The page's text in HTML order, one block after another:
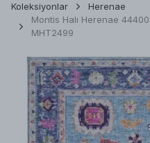
Koleksiyonlar
Herenae
Montis Halı Herenae
MHT2499